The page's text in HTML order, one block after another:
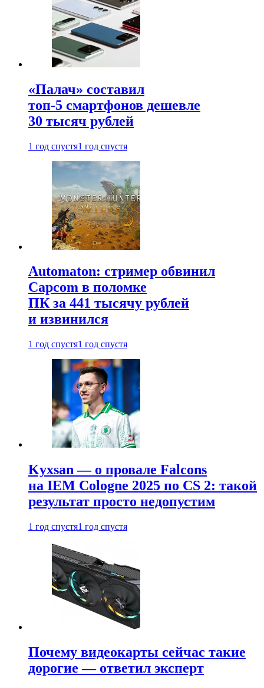
«Палач» составил
топ-5 смартфонов дешевле
30 тысяч рублей
1 год спустя1 год спустя
Automaton: стример обвинил
Capcom в поломке
ПК за 441 тысячу рублей
и извинился
1 год спустя1 год спустя
Kyxsan — о провале Falcons
на IEM Cologne 2025 по CS 2: такой
результат просто недопустим
1 год спустя1 год спустя
Почему видеокарты сейчас такие
дорогие — ответил эксперт